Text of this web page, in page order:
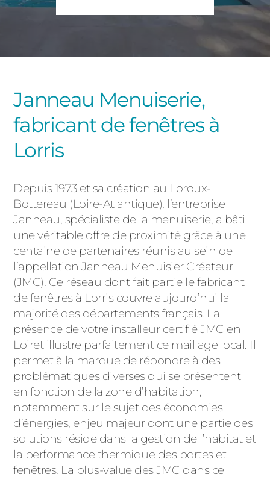
Janneau Menuiserie,
fabricant de fenêtres à
Lorris
Depuis 1973 et sa création au Loroux-
Bottereau (Loire-Atlantique), l’entreprise
Janneau, spécialiste de la menuiserie, a bâti
une véritable offre de proximité grâce à une
centaine de partenaires réunis au sein de
l’appellation Janneau Menuisier Créateur
(JMC). Ce réseau dont fait partie le fabricant
de fenêtres à Lorris couvre aujourd’hui la
majorité des départements français. La
présence de votre installeur certifié JMC en
Loiret illustre parfaitement ce maillage local. Il
permet à la marque de répondre à des
problématiques diverses qui se présentent
en fonction de la zone d’habitation,
notamment sur le sujet des économies
d’énergies, enjeu majeur dont une partie des
solutions réside dans la gestion de l’habitat et
la performance thermique des portes et
fenêtres. La plus-value des JMC dans ce
ALUMINIUM
ACIER
PERGOLAS
CLÔTURES